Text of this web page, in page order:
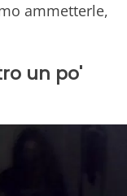
ammetterle,
un po'